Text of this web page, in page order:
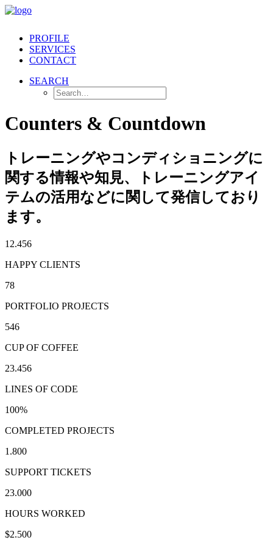
PROFILE
SERVICES
CONTACT
SEARCH
Counters & Countdown
トレーニングやコンディショニングに
関する情報や知見、トレーニングアイ
テムの活用などに関して発信しており
ます。
12.456
HAPPY CLIENTS
78
PORTFOLIO PROJECTS
546
CUP OF COFFEE
23.456
LINES OF CODE
100%
COMPLETED PROJECTS
1.800
SUPPORT TICKETS
23.000
HOURS WORKED
$2.500